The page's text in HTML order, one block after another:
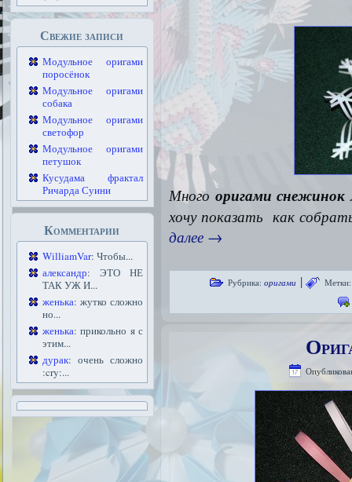
Свежие записи
Модульное оригами
поросёнок
Модульное оригами
собака
Модульное оригами
светофор
Модульное оригами
петушок
Кусудама фрактал
Ричарда Суини
Комментарии
WilliamVar: Чтобы...
александр: ЭТО НЕ
ТАК УЖ И...
женька: жутко сложно
но...
женька: прикольно я с
этим...
дурак: очень сложно
:cry:...
Много оригами снежинок
хочу показать как
далее →
Рубрика: оригами | Метки: